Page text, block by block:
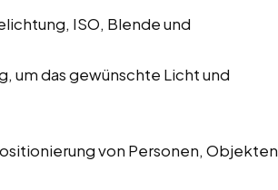
ISO, Blende und
um das gewünschte Licht und
von Personen, Objekten